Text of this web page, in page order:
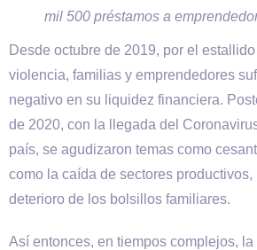
mil 500 préstamos a
Desde octubre de 2019, por el
violencia, familias y emprendedores
negativo en su liquidez financiera.
de 2020, con la llegada del
país, se agudizaron temas como
como la caída de sectores productivos,
deterioro de los bolsillos familiares.
Así entonces, en tiempos complejos,